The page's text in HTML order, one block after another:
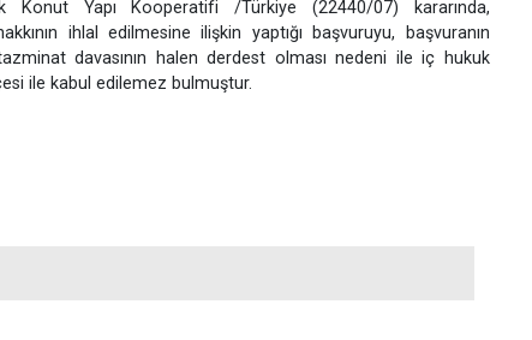
Konut Yapı Kooperatifi /Türkiye (22440/07) kararında,
ihlal edilmesine ilişkin yaptığı başvuruyu, başvuranın
davasının halen derdest olması nedeni ile iç hukuk
ile kabul edilemez bulmuştur.